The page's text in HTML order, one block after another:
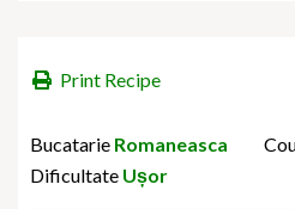
Print Recipe
Bucatarie Romaneasca
Dificultate Ușor